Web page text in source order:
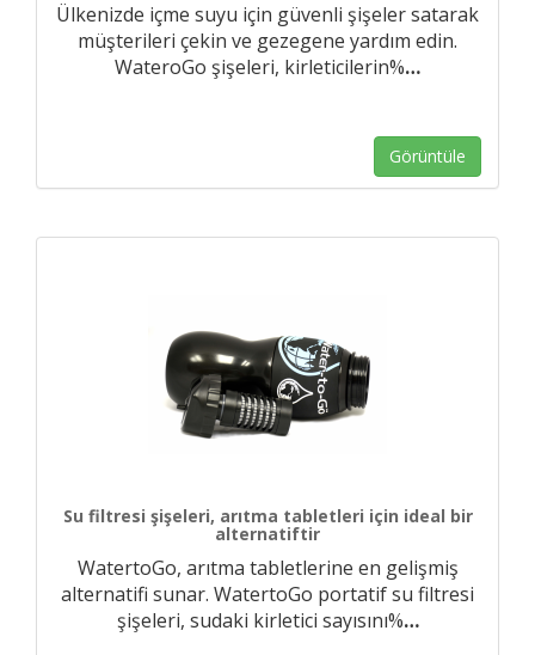
Ülkenizde içme suyu için güvenli şişeler satarak
müşterileri çekin ve gezegene yardım edin.
WateroGo şişeleri, kirleticilerin%…
Görüntüle
Su filtresi şişeleri, arıtma tabletleri için ideal bir
alternatiftir
WatertoGo, arıtma tabletlerine en gelişmiş
alternatifi sunar. WatertoGo portatif su filtresi
şişeleri, sudaki kirletici sayısını%…